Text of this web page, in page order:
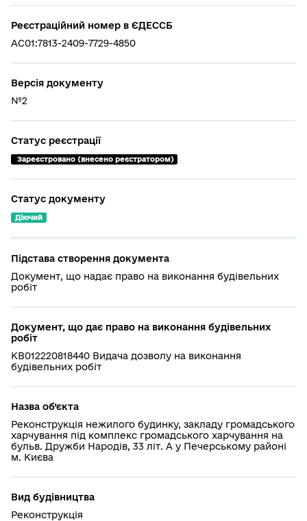
Реєстраційний номер в ЄДЕССБ
AC01:7813-2409-7729-4850
Версія документу
№2
Статус реєстрації
Зареєстровано (внесено реєстратором)
Статус документу
Діючий
Підстава створення документа
Документ, що надає право на виконання будівельних
робіт
Документ, що дає право на виконання будівельних
робіт
КВ012220818440 Видача дозволу на виконання
будівельних робіт
Назва об’єкта
Реконструкція нежилого будинку, закладу громадського
харчування під комплекс громадського харчування на
бульв. Дружби Народів, 33 літ. А у Печерському районі
м. Києва
Вид будівництва
Реконструкція